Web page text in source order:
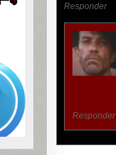
Responder
Responder